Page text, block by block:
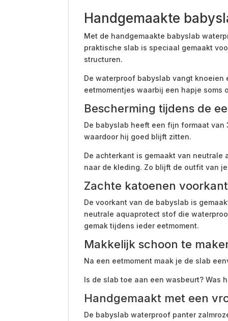
Handgemaakte
Met de handgemaakte babyslab
praktische slab is speciaal gemaakt
structuren.
De waterproof babyslab vangt knoeien
eetmomentjes waarbij een hapje soms
Bescherming tijdens de
De babyslab heeft een fijn formaat van
waardoor hij goed blijft zitten.
De achterkant is gemaakt van
naar de kleding. Zo blijft de outfit van
Zachte katoenen
De voorkant van de babyslab is
neutrale aquaprotect stof die
gemak tijdens ieder eetmoment.
Makkelijk schoon te
Na een eetmoment maak je de slab
Is de slab toe aan een wasbeurt? Was
Handgemaakt met een
De babyslab waterproof panter